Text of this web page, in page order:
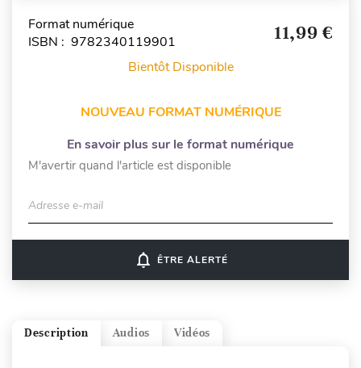
Format numérique
ISBN : 9782340119901
11,99 €
Bientôt Disponible
NOUVEAU FORMAT NUMÉRIQUE
En savoir plus sur le format numérique
M'avertir quand l'article est disponible
Adresse e-mail
notifications_none ÊTRE ALERTÉ
Vidéos
Audios
Description